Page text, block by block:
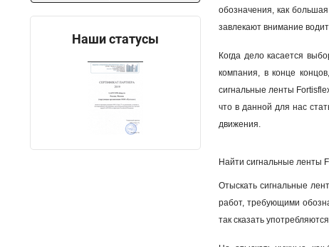
Наши статусы
обозначения, как
завлекают внимание
Когда дело касается
компания, в конце
сигнальные ленты
что в данной для нас
движения.
Найти сигнальные ленты
Отыскать сигнальные
работ, требующими
так сказать